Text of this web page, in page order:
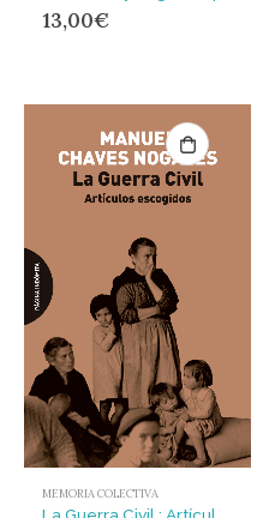
13,00€
MEMORIA COLECTIVA